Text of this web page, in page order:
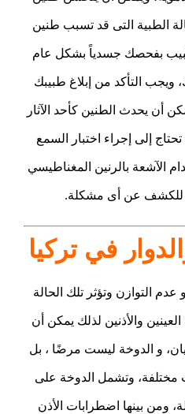
الطبية التى قد تسبب طنين
بفحصك جسدياً بشكل عام
التأكد من إبلاغ طبيبك
أن يحدث الطنين كأحد الآثار
تحتاج إلى إجراء اختبار السمع
الآشعة بالرنين المغناطيسي
للكشف عن أى مشكلة.
في تركيا
عدم التوازن وتؤثر تلك الحالة
والأذنين لذلك يمكن أن
و الدوخة ليست مرضًا ، بل
وتشمل الدوخة على
ومن بينها اضطرابات الأذن